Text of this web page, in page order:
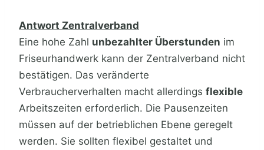
Antwort Zentralverband
Eine hohe Zahl unbezahlter Überstunden im
Friseurhandwerk kann der Zentralverband nicht
bestätigen. Das veränderte
Verbraucherverhalten macht allerdings flexible
Arbeitszeiten erforderlich. Die Pausenzeiten
müssen auf der betrieblichen Ebene geregelt
werden. Sie sollten flexibel gestaltet und